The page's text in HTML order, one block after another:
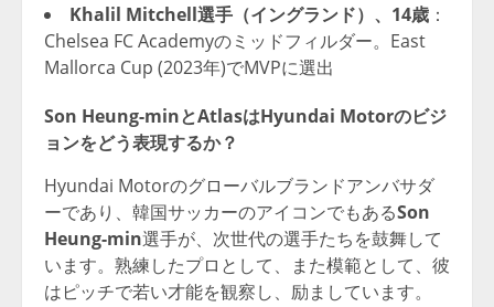
Khalil Mitchell選手（イングランド）、14歳 ：
Chelsea FC Academyのミッドフィルダー。East
Mallorca Cup (2023年)でMVPに選出
Son Heung-minとAtlasはHyundai Motorのビジ
ョンをどう表現するか？
Hyundai Motorのグローバルブランドアンバサダ
ーであり、韓国サッカーのアイコンでもあるSon
Heung-min選手が、次世代の選手たちを鼓舞して
います。熟練したプロとして、また模範として、彼
はピッチで若い才能を観察し、励ましています。